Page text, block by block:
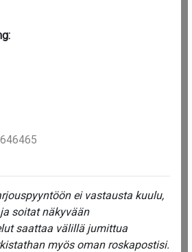
ei vastausta kuulu,
soitat näkyvään
saattaa välillä jumittua
myös oman roskapostisi.